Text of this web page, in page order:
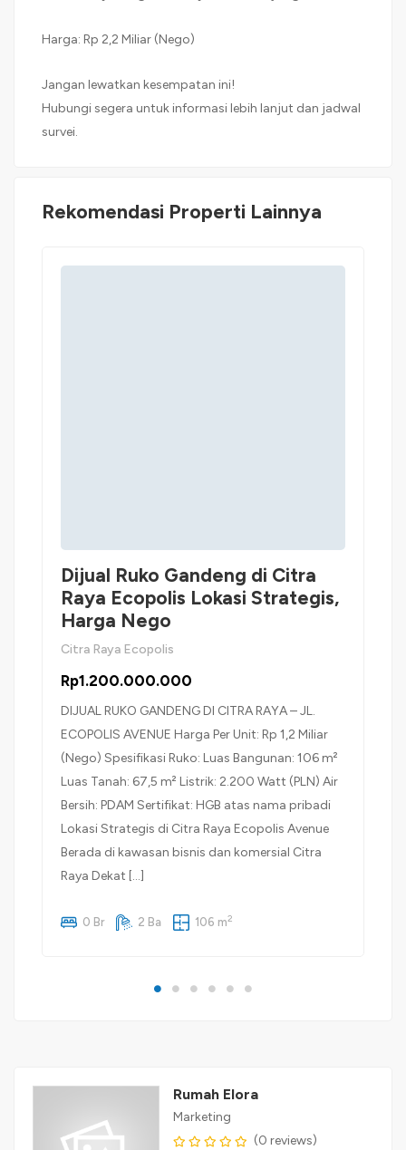
Harga: Rp 2,2 Miliar (Nego)
Jangan lewatkan kesempatan ini!
Hubungi segera untuk informasi lebih lanjut dan jadwal
survei.
Rekomendasi Properti Lainnya
Dijual Ruko Gandeng di Citra
Raya Ecopolis Lokasi Strategis,
Harga Nego
Citra Raya Ecopolis
Rp1.200.000.000
DIJUAL RUKO GANDENG DI CITRA RAYA – JL.
ECOPOLIS AVENUE Harga Per Unit: Rp 1,2 Miliar
(Nego) Spesifikasi Ruko: Luas Bangunan: 106 m²
Luas Tanah: 67,5 m² Listrik: 2.200 Watt (PLN) Air
Bersih: PDAM Sertifikat: HGB atas nama pribadi
Lokasi Strategis di Citra Raya Ecopolis Avenue
Berada di kawasan bisnis dan komersial Citra
Raya Dekat […]
0 Br 2 Ba 106 m2
Rumah Elora
Marketing
(0 reviews)